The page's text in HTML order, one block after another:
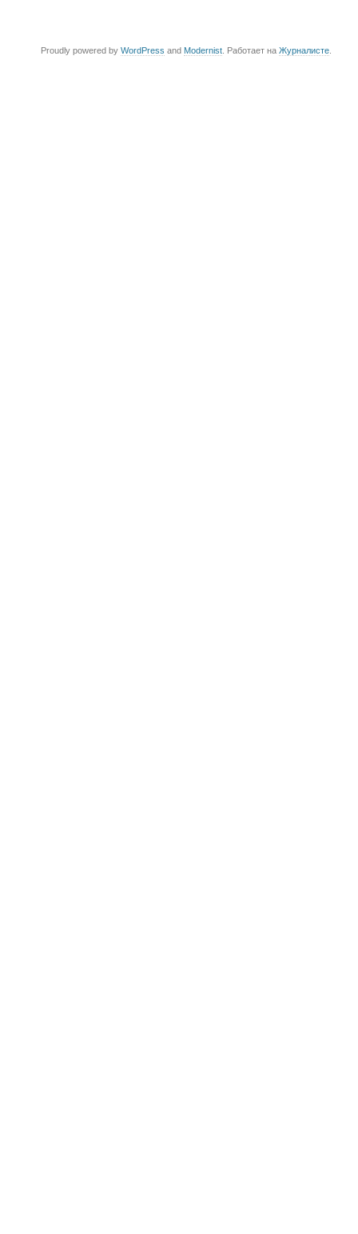
Proudly powered by WordPress and Modernist . Работает на Журналисте